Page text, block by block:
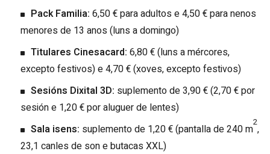
Pack Familia: 6,50 € para adultos e 4,50 € para nenos
menores de 13 anos (luns a domingo)
Titulares Cinesacard: 6,80 € (luns a mércores,
excepto festivos) e 4,70 € (xoves, excepto festivos)
Sesións Dixital 3D: suplemento de 3,90 € (2,70 € por
sesión e 1,20 € por aluguer de lentes)
Sala isens: suplemento de 1,20 € (pantalla de 240 m2,
23,1 canles de son e butacas XXL)